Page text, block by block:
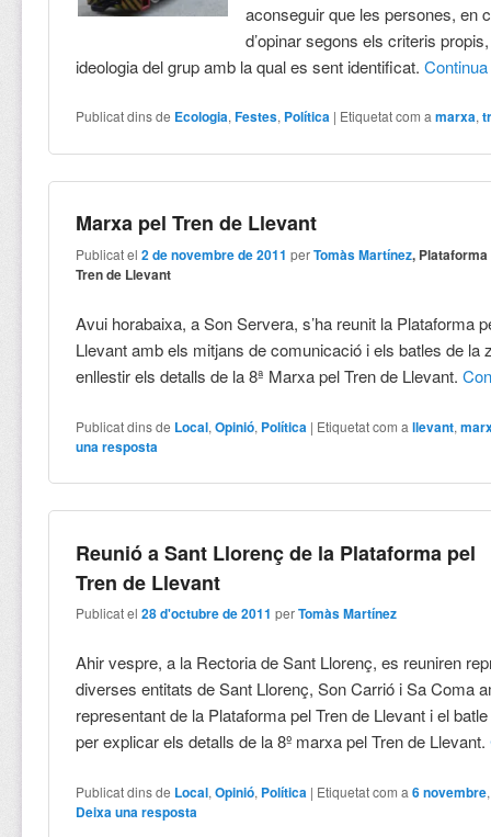
aconseguir que les persones, en
d’opinar segons els criteris
ideologia del grup amb la qual es sent identificat.
Publicat dins de Ecologia,Festes, Política | Etiquetat com a marxa,
Marxa pel Tren de Llevant
Publicat el2 de novembre de 2011 perTomàs Martínez,
Tren de Llevant
Avui horabaixa, a Son Servera, s’ha reunit la Plataforma
Llevant amb els mitjans de comunicació i els batles de la
enllestir els detalls de la 8ª Marxa pel Tren de Llevant.
Publicat dins de Local,Opinió, Política | Etiquetat com a llevant,
una resposta
Reunió a Sant Llorenç de la Plataforma pel
Tren de Llevant
Publicat el28 d'octubre de 2011 perTomàs Martínez
Ahir vespre, a la Rectoria de Sant Llorenç, es reuniren
diverses entitats de Sant Llorenç, Son Carrió i Sa Coma
representant de la Plataforma pel Tren de Llevant i el
per explicar els detalls de la 8º marxa pel Tren de Llevant.
Publicat dins de Local,Opinió, Política | Etiquetat com a 6 novembre
Deixa una resposta